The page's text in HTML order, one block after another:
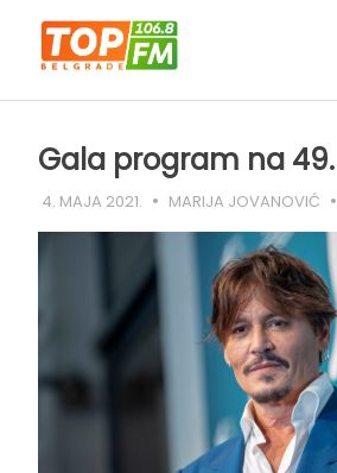
content
Gala program na 49.
4. MAJA 2021. MARIJA JOVANOVIĆ